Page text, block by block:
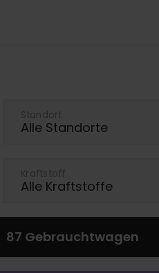
Standort
Kraftstoff
87 Gebrauchtwagen